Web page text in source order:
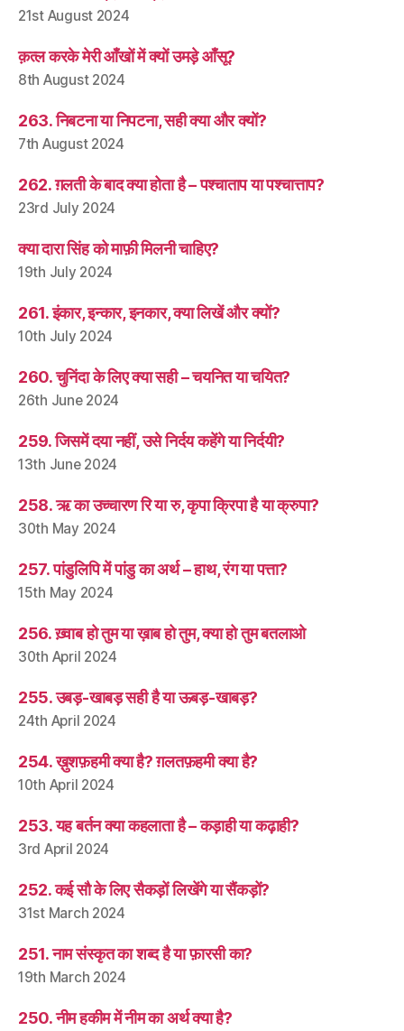
21st August 2024
क़त्ल करके मेरी आँखों में क्यों उमड़े आँसू?
8th August 2024
263. निबटना या निपटना, सही क्या और क्यों?
7th August 2024
262. ग़लती के बाद क्या होता है – पश्चाताप या पश्चात्ताप?
23rd July 2024
क्या दारा सिंह को माफ़ी मिलनी चाहिए?
19th July 2024
261. इंकार, इन्कार, इनकार, क्या लिखें और क्यों?
10th July 2024
260. चुनिंदा के लिए क्या सही – चयनित या चयित?
26th June 2024
259. जिसमें दया नहीं, उसे निर्दय कहेंगे या निर्दयी?
13th June 2024
258. ऋ का उच्चारण रि या रु, कृपा क्रिपा है या क्रुपा?
30th May 2024
257. पांडुलिपि में पांडु का अर्थ – हाथ, रंग या पत्ता?
15th May 2024
256. ख़्वाब हो तुम या ख़ाब हो तुम, क्या हो तुम बतलाओ
30th April 2024
255. उबड़-खाबड़ सही है या ऊबड़-खाबड़?
24th April 2024
254. ख़ुशफ़हमी क्या है? ग़लतफ़हमी क्या है?
10th April 2024
253. यह बर्तन क्या कहलाता है – कड़ाही या कढ़ाही?
3rd April 2024
252. कई सौ के लिए सैकड़ों लिखेंगे या सैंकड़ों?
31st March 2024
251. नाम संस्कृत का शब्द है या फ़ारसी का?
19th March 2024
250. नीम हकीम में नीम का अर्थ क्या है?